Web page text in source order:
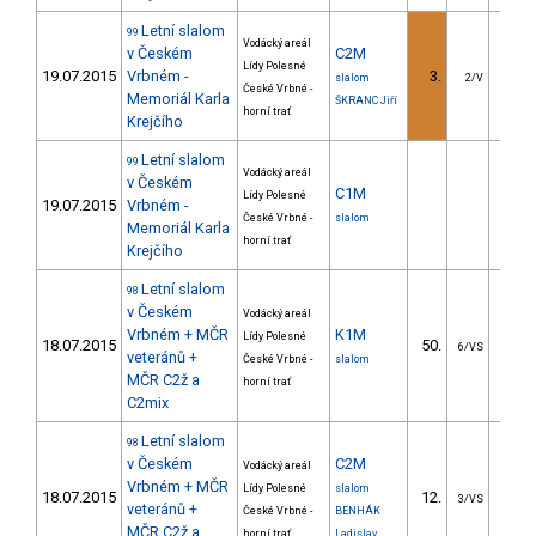
19.07.2015
99 Letní slalom
v Českém
Vrbném -
Memoriál Karla
Krejčího
Vodácký areál
Lídy Polesné
České Vrbné -
horní trať
C2M
slalom
ŠKRANC Jiří
3. 2/V
19.07.2015
99 Letní slalom
v Českém
Vrbném -
Memoriál Karla
Krejčího
Vodácký areál
Lídy Polesné
České Vrbné -
horní trať
C1M
slalom
18.07.2015
98 Letní slalom
v Českém
Vrbném + MČR
veteránů +
MČR C2ž a
C2mix
Vodácký areál
Lídy Polesné
České Vrbné -
horní trať
K1M
slalom
50. 6/VS
18.07.2015
98 Letní slalom
v Českém
Vrbném + MČR
veteránů +
MČR C2ž a
Vodácký areál
Lídy Polesné
České Vrbné -
C2M
slalom
BENHÁK
12. 3/VS